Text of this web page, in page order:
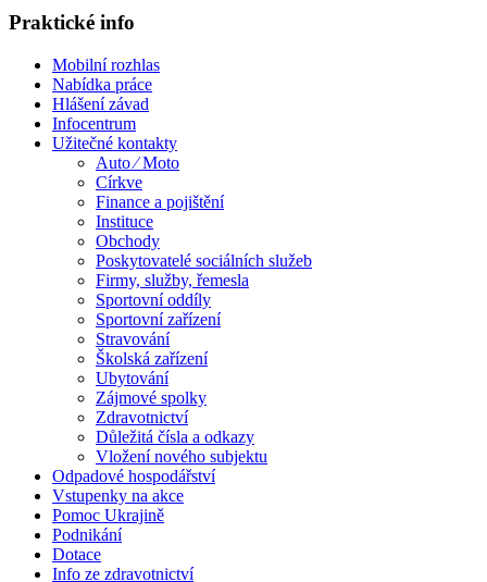
Praktické info
Mobilní rozhlas
Nabídka práce
Hlášení závad
Infocentrum
Užitečné kontakty
Auto ⁄ Moto
Církve
Finance a pojištění
Instituce
Obchody
Poskytovatelé sociálních služeb
Firmy, služby, řemesla
Sportovní oddíly
Sportovní zařízení
Stravování
Školská zařízení
Ubytování
Zájmové spolky
Zdravotnictví
Důležitá čísla a odkazy
Vložení nového subjektu
Odpadové hospodářství
Vstupenky na akce
Pomoc Ukrajině
Podnikání
Dotace
Info ze zdravotnictví